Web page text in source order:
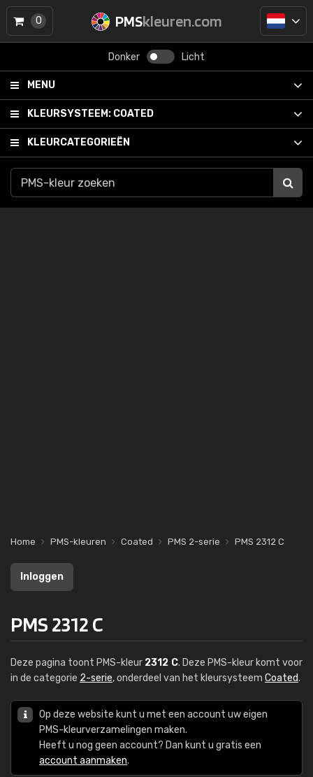
PMSkleuren.com
Donker Licht
MENU
KLEURSYSTEEM: COATED
KLEURCATEGORIEËN
0
Home PMS-kleuren Coated PMS 2-serie PMS 2312 C
Inloggen
PMS 2312 C
Deze pagina toont PMS-kleur 2312 C. Deze PMS-kleur komt voor
in de categorie 2-serie, onderdeel van het kleursysteem Coated.
Op deze website kunt u met een account uw eigen
PMS-kleurverzamelingen maken.
Heeft u nog geen account? Dan kunt u gratis een
account aanmaken.